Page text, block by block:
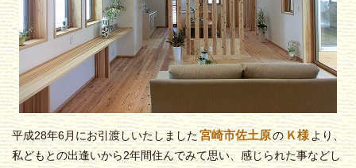
平成28年6月にお引渡しいたしました宮崎市佐土原のＫ様より、
私どもとの出逢いから2年間住んでみて思い、感じられた事などし